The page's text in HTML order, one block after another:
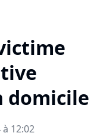
domicile
12:02